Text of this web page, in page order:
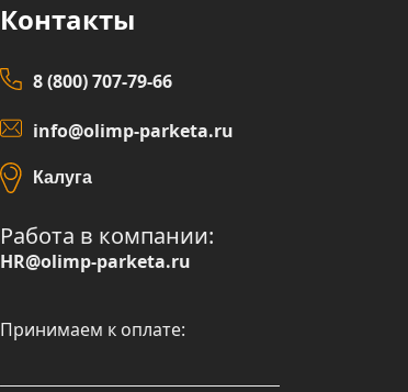
Контакты
8 (800) 707-79-66
info@olimp-parketa.ru
Калуга
Работа в компании:
HR@olimp-parketa.ru
Принимаем к оплате: